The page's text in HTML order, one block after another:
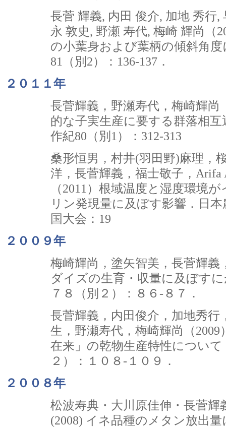
長菅 輝義, 内田 俊介, 加地 秀行,
永 敦史, 野瀬 寿代, 梅崎 輝尚（
の小葉身および葉柄の傾斜角
81（別2）：136-137．
２０１１年
長菅輝義，野瀬寿代，梅崎輝尚
的な子実生産に要する群落相
作紀80（別1）：312-313
桑形恒男，村井(羽田野)麻理，
洋，長菅輝義，福士敬子，Arifa
（2011）根域温度と湿度環境
リン発現量に及ぼす影響．日
国大会：19
２００９年
梅崎輝尚，塗矢智美，長菅輝義
ダイズの生育・収量に及ぼす
７８（別２）：８６-８７．
長菅輝義，内田俊介，加地秀行
生，野瀬寿代，梅崎輝尚（
在来」の乾物生産特性につい
２）：１０８-１０９．
２００８年
松波寿典・大川原佳伸・長菅輝
(2008) イネ品種のメタン放出